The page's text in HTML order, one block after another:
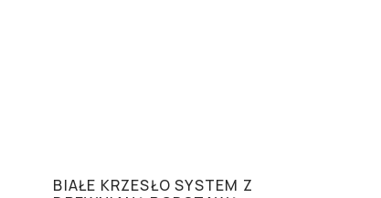
BIAŁE KRZESŁO SYSTEM Z